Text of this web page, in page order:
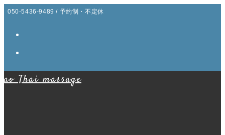
コ
へ
050-5436-9489 / 予約制・不定休
ao Thai massage